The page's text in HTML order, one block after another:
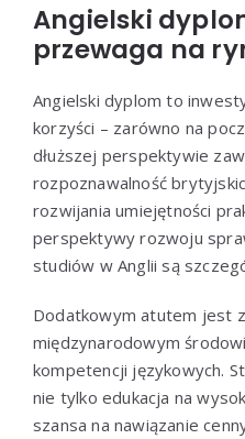
Angielski
przewaga na
Angielski dyplom to
korzyści – zarówno na
dłuższej perspektywie
rozpoznawalność
rozwijania umiejętności
perspektywy rozwoju
studiów w Anglii są
Dodatkowym atutem jest
międzynarodowym
kompetencji językowych.
nie tylko edukacja na
szansa na nawiązanie